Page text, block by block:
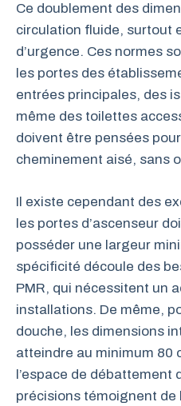
Ce doublement des
circulation fluide, surtout
d’urgence. Ces normes
les portes des
entrées principales, des
même des toilettes
doivent être pensées
cheminement aisé, sans
Il existe cependant des
les portes d’ascenseur
posséder une largeur
spécificité découle des
PMR, qui nécessitent un
installations. De même,
douche, les dimensions
atteindre au minimum 80
l’espace de débattement
précisions témoignent de